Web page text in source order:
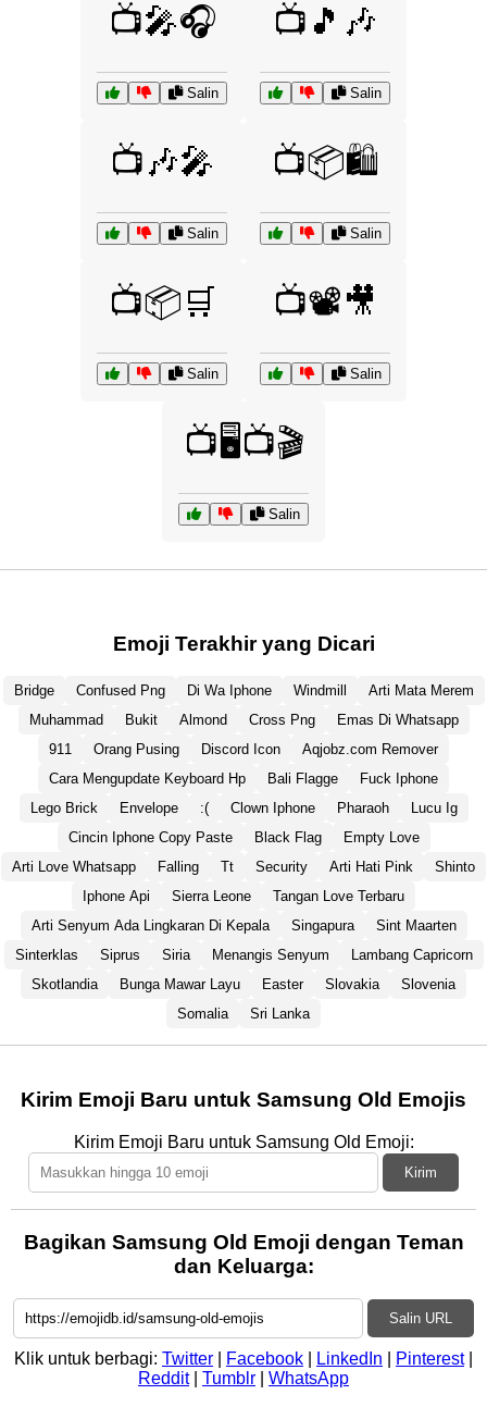
📺🎤🎧
Salin
📺🎵🎶
Salin
📺🎶🎤
Salin
📺📦🛍️
Salin
📺📦🛒
Salin
📺📽️🎥
Salin
📺🖥️📺🎬
Salin
Emoji Terakhir yang Dicari
Bridge Confused Png Di Wa Iphone Windmill
Arti Mata Merem
Muhammad
Bukit Almond Cross Png
Emas Di Whatsapp
911
Orang Pusing Discord Icon
Aqjobz.com Remover
Cara Mengupdate Keyboard Hp
Bali Flagge
Fuck Iphone
Lego Brick
Envelope :( Clown Iphone Pharaoh
Lucu Ig
Cincin Iphone Copy Paste
Black Flag
Empty Love
Arti Love Whatsapp
Falling Tt Security Arti Hati Pink
Shinto
Iphone Api
Sierra Leone
Tangan Love Terbaru
Arti Senyum Ada Lingkaran Di Kepala
Singapura
Sint Maarten
Sinterklas
Siprus Siria Menangis Senyum
Lambang Capricorn
Skotlandia
Bunga Mawar Layu Easter Slovakia
Slovenia
Somalia
Sri Lanka
Kirim Emoji Baru untuk Samsung Old Emojis
Kirim Emoji Baru untuk Samsung Old Emoji:
Kirim
Bagikan Samsung Old Emoji dengan Teman
dan Keluarga:
Salin URL
Klik untuk berbagi: Twitter Facebook LinkedIn Pinterest|
Reddit| Tumblr WhatsApp